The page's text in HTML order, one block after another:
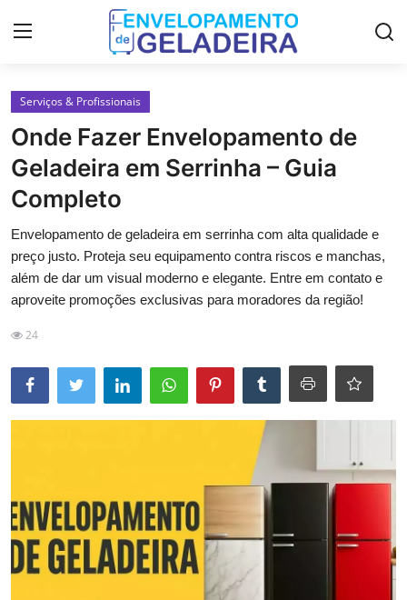
Login
Home
LGPD
Curso de Envelopamento de
Geladeira
Materiais & Ferramentas
Galeria
Serviços & Profissionais
Onde Fazer Envelopamento de
Geladeira em Serrinha – Guia
Completo
Envelopamento de geladeira em serrinha com alta qualidade e
preço justo. Proteja seu equipamento contra riscos e manchas,
além de dar um visual moderno e elegante. Entre em contato e
aproveite promoções exclusivas para moradores da região!
24